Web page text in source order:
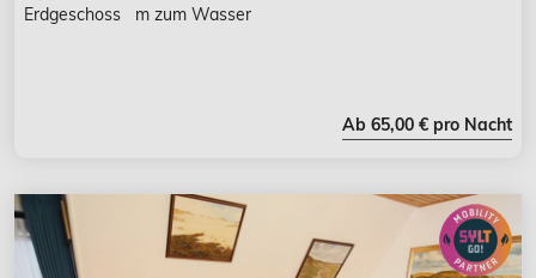
Erdgeschoss
m zum Wasser
Ab 65,00 € pro Nacht